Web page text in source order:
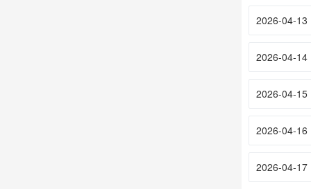
2026-04-13
2026-04-14
2026-04-15
2026-04-16
2026-04-17